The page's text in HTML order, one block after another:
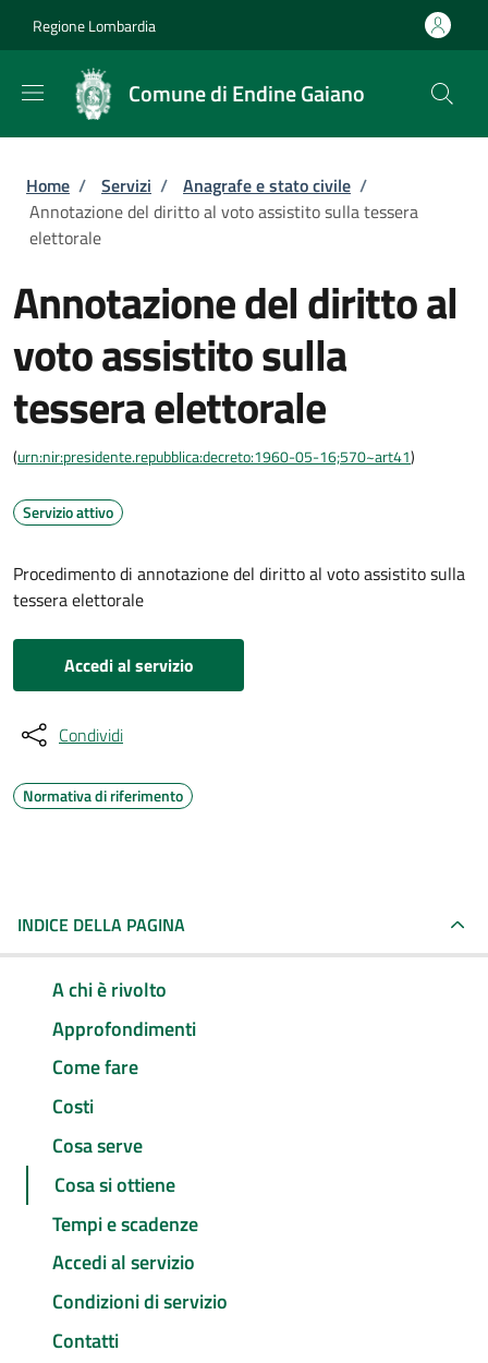
Regione Lombardia
Comune di Endine Gaiano
Briciole di pane
Home / Servizi / Anagrafe e stato civile /
Annotazione del diritto al voto assistito sulla tessera
elettorale
Annotazione del diritto al
voto assistito sulla
tessera elettorale
(urn:nir:presidente.repubblica:decreto:1960-05-16;570~art41)
Servizio attivo
Procedimento di annotazione del diritto al voto assistito sulla
tessera elettorale
Accedi al servizio
Condividi
Normativa di riferimento
INDICE DELLA PAGINA
A chi è rivolto
Approfondimenti
Come fare
Costi
Cosa serve
Cosa si ottiene
Tempi e scadenze
Accedi al servizio
Condizioni di servizio
Contatti